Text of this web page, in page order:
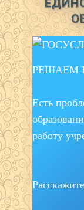
РЕШАЕМ
Есть
работу